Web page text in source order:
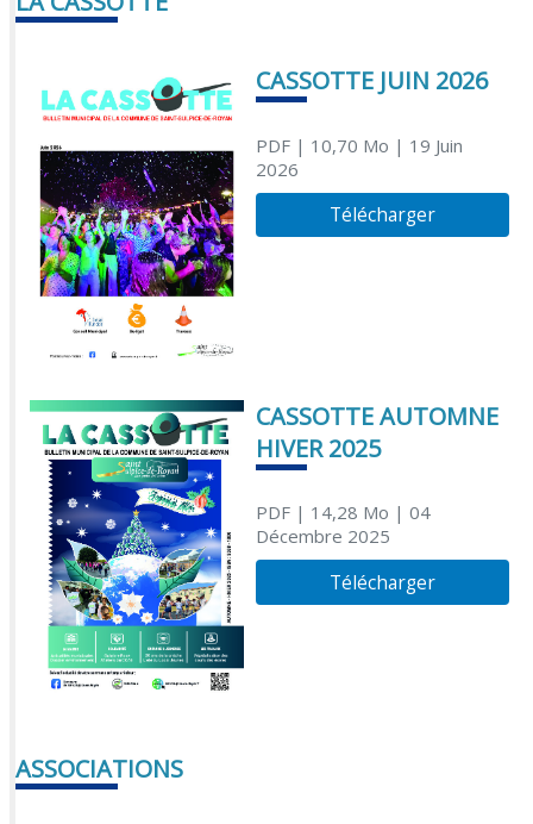
CASSOTTE JUIN 2026
PDF| 10,70 Mo | 19 Juin
2026
Télécharger
CASSOTTE AUTOMNE
HIVER 2025
PDF| 14,28 Mo | 04
Décembre 2025
Télécharger
ASSOCIATIONS